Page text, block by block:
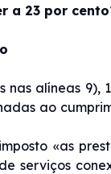
a 23 por
alíneas 9),
ao
«as
serviços